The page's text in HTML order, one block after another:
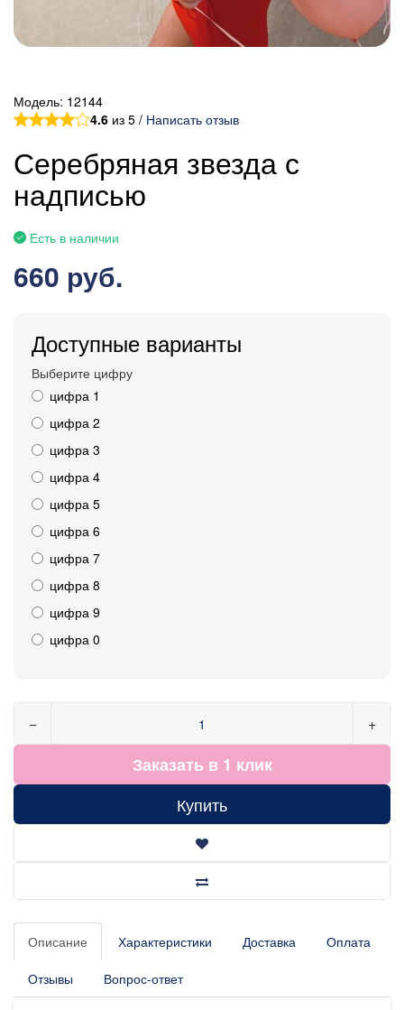
Модель: 12144
4.6 из 5 / Написать отзыв
Серебряная звезда с
надписью
Есть в наличии
660 руб.
Доступные варианты
Выберите цифру
цифра 1
цифра 2
цифра 3
цифра 4
цифра 5
цифра 6
цифра 7
цифра 8
цифра 9
цифра 0
− +
Заказать в 1 клик
Купить
Описание Характеристики Доставка Оплата
Отзывы Вопрос-ответ